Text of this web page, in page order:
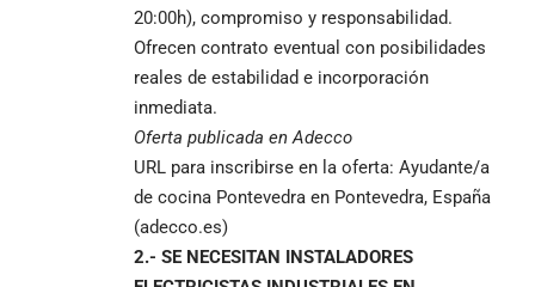
20:00h), compromiso y responsabilidad.
Ofrecen contrato eventual con posibilidades
reales de estabilidad e incorporación
inmediata.
Oferta publicada en Adecco
URL para inscribirse en la oferta: Ayudante/a
de cocina Pontevedra en Pontevedra, España
(adecco.es)
2.- SE NECESITAN INSTALADORES